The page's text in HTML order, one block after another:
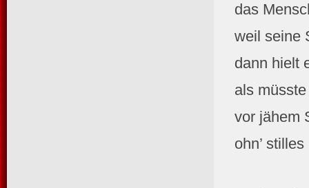
das
weil seine
dann hielt
als
vor jähem
ohn’